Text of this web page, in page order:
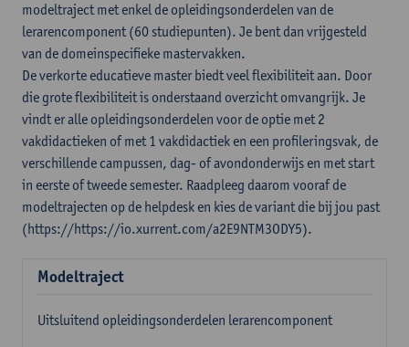
modeltraject met enkel de opleidingsonderdelen van de
lerarencomponent (60 studiepunten). Je bent dan vrijgesteld
van de domeinspecifieke mastervakken.
De verkorte educatieve master biedt veel flexibiliteit aan. Door
die grote flexibiliteit is onderstaand overzicht omvangrijk. Je
vindt er alle opleidingsonderdelen voor de optie met 2
vakdidactieken of met 1 vakdidactiek en een profileringsvak, de
verschillende campussen, dag- of avondonderwijs en met start
in eerste of tweede semester. Raadpleeg daarom vooraf de
modeltrajecten op de helpdesk en kies de variant die bij jou past
(https://https://io.xurrent.com/a2E9NTM3ODY5).
Modeltraject
Uitsluitend opleidingsonderdelen lerarencomponent